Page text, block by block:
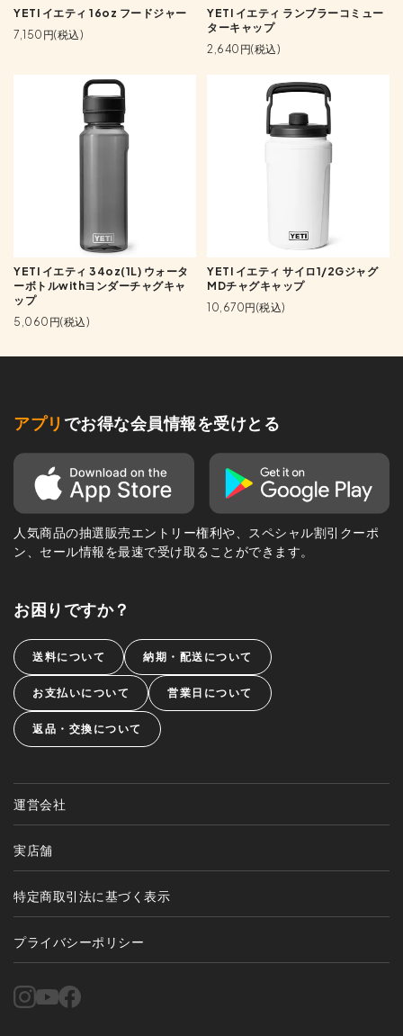
YETI イエティ 16oz フードジャー
7,150円(税込)
YETI イエティ ランブラーコミュー
ターキャップ
2,640円(税込)
YETI イエティ 34oz(1L) ウォータ
ーボトルwithヨンダーチャグキャ
ップ
5,060円(税込)
YETI イエティ サイロ1/2Gジャグ
MDチャグキャップ
10,670円(税込)
アプリ でお得な会員情報を受けとる
人気商品の抽選販売エントリー権利や、スペシャル割引クーポ
ン、セール情報を最速で受け取ることができます。
お困りですか？
送料について 納期・配送について
お支払いについて 営業日について
返品・交換について
運営会社
実店舗
特定商取引法に基づく表示
プライバシーポリシー